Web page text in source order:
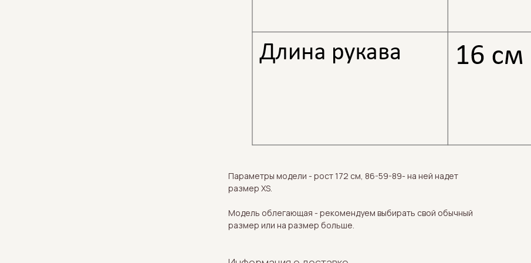
Параметры модели - рост 172 см, 86-59-89- на ней надет
размер XS.
Модель облегающая - рекомендуем выбирать свой обычный
размер или на размер больше.